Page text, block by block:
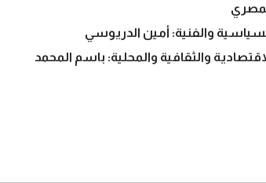
والفنية: أمين الدريوسي
والثقافية والمحلية: باسم المحمد